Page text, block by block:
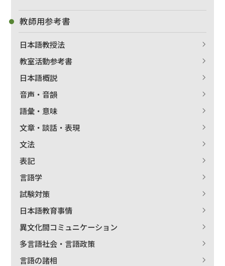
教師用参考書
日本語教授法
教室活動参考書
日本語概説
音声・音韻
語彙・意味
文章・談話・表現
文法
表記
言語学
試験対策
日本語教育事情
異文化間コミュニケーション
多言語社会・言語政策
言語の諸相